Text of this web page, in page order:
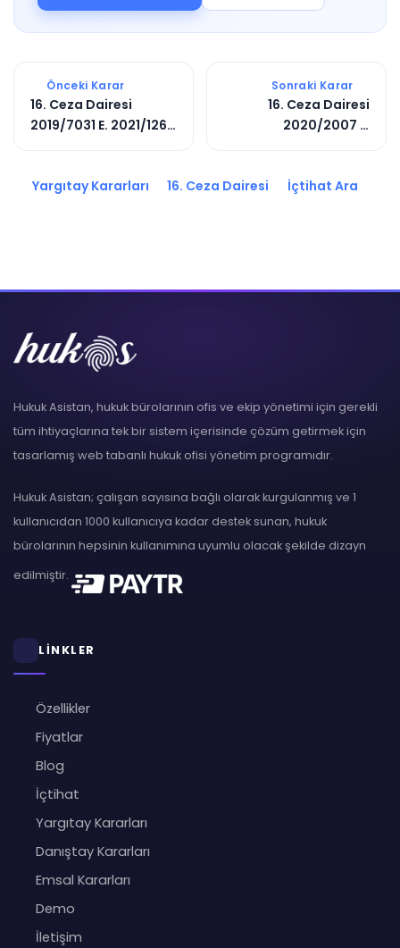
Önceki Karar
16. Ceza Dairesi
2019/7031 E. 2021/1260
Sonraki Karar
16. Ceza Dairesi
2020/2007 E.
Yargıtay Kararları 16. Ceza Dairesi İçtihat Ara
Hukuk Asistan, hukuk bürolarının ofis ve ekip yönetimi için gerekli
tüm ihtiyaçlarına tek bir sistem içerisinde çözüm getirmek için
tasarlamış web tabanlı hukuk ofisi yönetim programıdır.
Hukuk Asistan; çalışan sayısına bağlı olarak kurgulanmış ve 1
kullanıcıdan 1000 kullanıcıya kadar destek sunan, hukuk
bürolarının hepsinin kullanımına uyumlu olacak şekilde dizayn
edilmiştir.
LİNKLER
Özellikler
Fiyatlar
Blog
İçtihat
Yargıtay Kararları
Danıştay Kararları
Emsal Kararları
Demo
İletişim